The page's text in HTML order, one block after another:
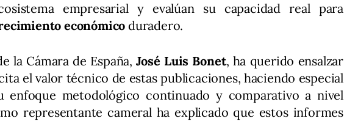
empresarial y evalúan su capacidad real para
económico duradero.
la Cámara de España,José Luis Bonet, ha querido ensalzar
el valor técnico de estas publicaciones, haciendo especial
enfoque metodológico continuado y comparativo a nivel
representante cameral ha explicado que estos informes